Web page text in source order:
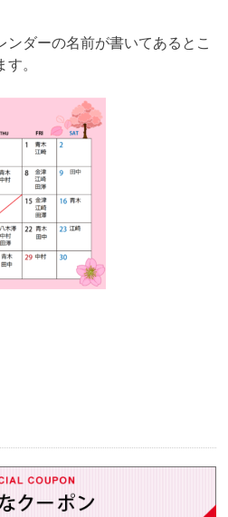
ンダーの名前が書いてあるとこ
。